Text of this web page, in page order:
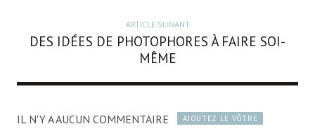
ARTICLE SUIVANT
DES IDÉES DE PHOTOPHORES À FAIRE SOI-
MÊME
IL N'Y A AUCUN COMMENTAIRE AJOUTEZ LE VÔTRE